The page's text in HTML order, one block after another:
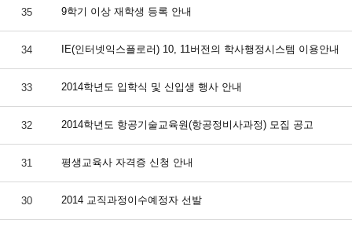
35 9학기 이상 재학생 등록 안내
34 IE(인터넷익스플로러) 10, 11버전의 학사행정시스템 이용안내
33 2014학년도 입학식 및 신입생 행사 안내
32 2014학년도 항공기술교육원(항공정비사과정) 모집 공고
31 평생교육사 자격증 신청 안내
30 2014 교직과정이수예정자 선발